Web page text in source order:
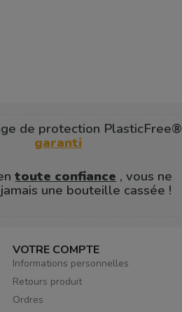
de protection PlasticFree®
garanti
toute confiance , vous ne
une bouteille cassée !
VOTRE COMPTE
Informations personnelles
Retours produit
Ordres